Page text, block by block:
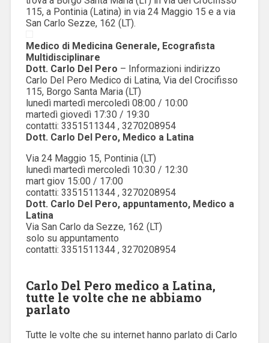
115, a Pontinia (Latina) in via 24 Maggio 15 e a via
San Carlo Sezze, 162 (LT).
Medico di Medicina Generale, Ecografista
Multidisciplinare
Dott. Carlo Del Pero – Informazioni indirizzo
Carlo Del Pero Medico di Latina, Via delCrocifisso
115, Borgo Santa Maria (LT)
lunedì martedì mercoledì 08:00 / 10:00
martedì giovedì 17:30 / 19:30
contatti: 3351511344 , 3270208954
Dott. Carlo Del Pero, Medico a Latina
Via 24 Maggio 15, Pontinia (LT)
lunedì martedì mercoledì 10:30 / 12:30
mart giov 15:00 / 17:00
contatti: 3351511344 , 3270208954
Dott. Carlo Del Pero, appuntamento, Medico a
Latina
Via San Carlo da Sezze, 162 (LT)
solo su appuntamento
contatti: 3351511344 , 3270208954
Carlo Del Pero medico a Latina,
tutte le volte che ne abbiamo
parlato
Tutte le volte che su internet hanno parlato di Carlo